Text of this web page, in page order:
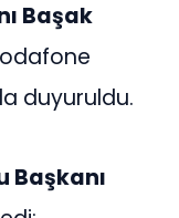
Başak
duyuruldu.
Başkanı